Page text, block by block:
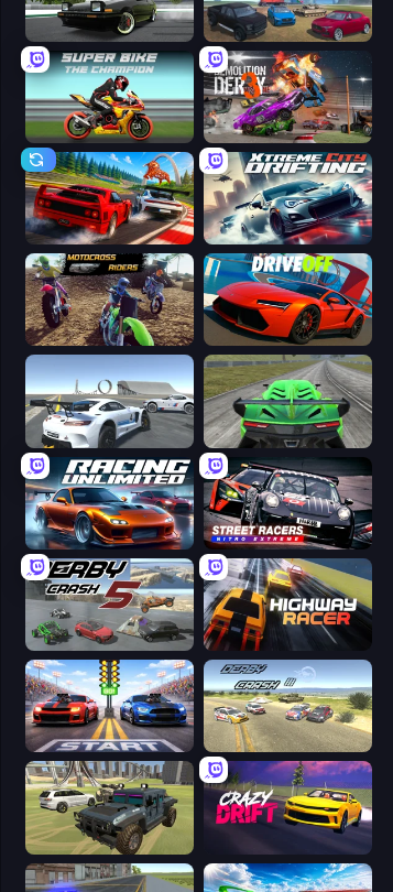
Drift Hunters Derby Crash 4
Super Bike The Champion Demolition Derby 3
Racing: Online! Xtreme City Drifting
MotoCross Riders DriveOff
Speed Racing Pro 2
Racing Unlimited Street Racers Nitro Extreme
Derby Crash 5 Highway Racer
Street Racer 2 Derby Crash 3
4x4 Offroader Crazy Drift